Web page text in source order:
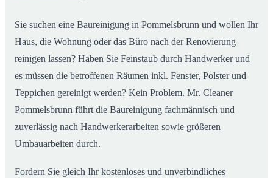
Sie suchen eine Baureinigung in Pommelsbrunn und wollen Ihr
Haus, die Wohnung oder das Büro nach der Renovierung
reinigen lassen? Haben Sie Feinstaub durch Handwerker und
es müssen die betroffenen Räumen inkl. Fenster, Polster und
Teppichen gereinigt werden? Kein Problem. Mr. Cleaner
Pommelsbrunn führt die Baureinigung fachmännisch und
zuverlässig nach Handwerkerarbeiten sowie größeren
Umbauarbeiten durch.
Fordern Sie gleich Ihr kostenloses und unverbindliches